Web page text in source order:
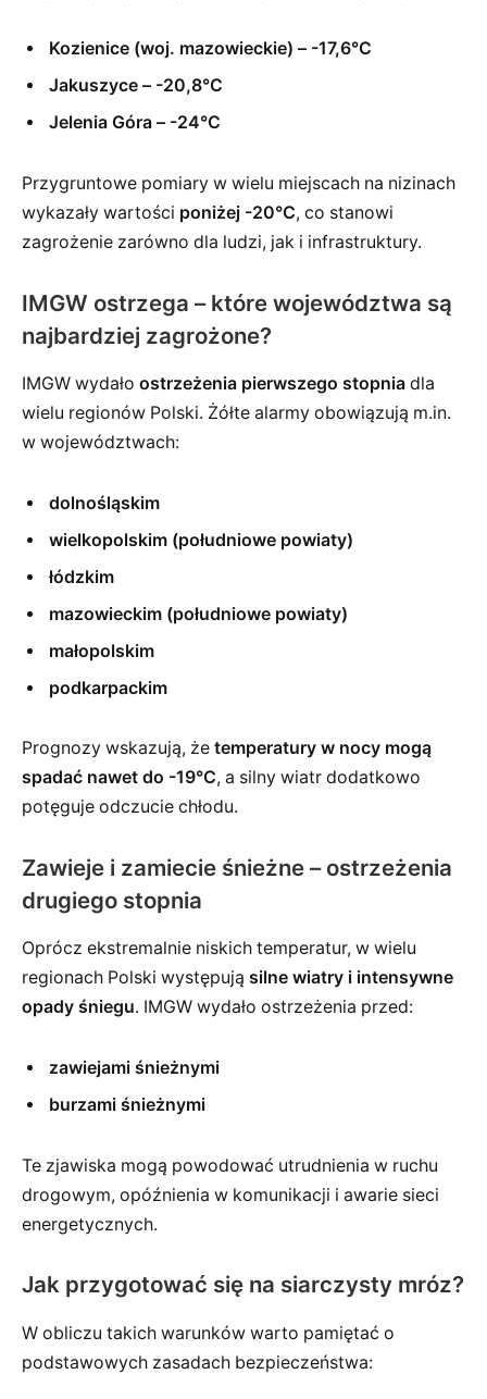
Kozienice (woj. mazowieckie) – -17,6°C
Jakuszyce – -20,8°C
Jelenia Góra – -24°C
Przygruntowe pomiary w wielu miejscach na nizinach
wykazały wartości poniżej -20°C, co stanowi
zagrożenie zarówno dla ludzi, jak i infrastruktury.
IMGW ostrzega – które województwa są
najbardziej zagrożone?
IMGW wydało ostrzeżenia pierwszego stopnia dla
wielu regionów Polski. Żółte alarmy obowiązują m.in.
w województwach:
dolnośląskim
wielkopolskim (południowe powiaty)
łódzkim
mazowieckim (południowe powiaty)
małopolskim
podkarpackim
Prognozy wskazują, że temperatury w nocy mogą
spadać nawet do -19°C, a silny wiatr dodatkowo
potęguje odczucie chłodu.
Zawieje i zamiecie śnieżne – ostrzeżenia
drugiego stopnia
Oprócz ekstremalnie niskich temperatur, w wielu
regionach Polski występują silne wiatry i intensywne
opady śniegu. IMGW wydało ostrzeżenia przed:
zawiejami śnieżnymi
burzami śnieżnymi
Te zjawiska mogą powodować utrudnienia w ruchu
drogowym, opóźnienia w komunikacji i awarie sieci
energetycznych.
Jak przygotować się na siarczysty mróz?
W obliczu takich warunków warto pamiętać o
podstawowych zasadach bezpieczeństwa: